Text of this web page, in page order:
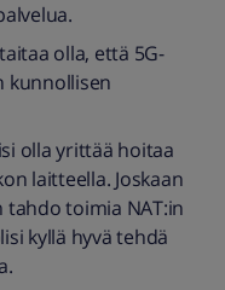
olla, että 5G-
kunnollisen
olla yrittää hoitaa
laitteella. Joskaan
tahdo toimia NAT:in
kyllä hyvä tehdä